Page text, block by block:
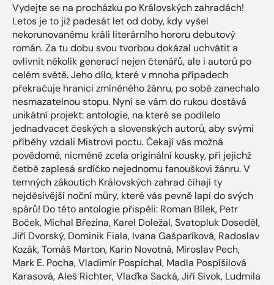
Vydejte se na procházku po Královských zahradách!
Letos je to již padesát let od doby, kdy vyšel
nekorunovanému králi literárního hororu debutový
román. Za tu dobu svou tvorbou dokázal uchvátit a
ovlivnit několik generací nejen čtenářů, ale i autorů po
celém světě. Jeho dílo, které v mnoha případech
překračuje hranici zmíněného žánru, po sobě zanechalo
nesmazatelnou stopu. Nyní se vám do rukou dostává
unikátní projekt: antologie, na které se podílelo
jednadvacet českých a slovenských autorů, aby svými
příběhy vzdali Mistrovi poctu. Čekají vás možná
povědomé, nicméně zcela originální kousky, při jejichž
četbě zaplesá srdíčko nejednomu fanouškovi žánru. V
temných zákoutích Královských zahrad číhají ty
nejděsivější noční můry, které vás pevně lapí do svých
spárů! Do této antologie přispěli: Roman Bílek, Petr
Boček, Michal Březina, Karel Doležal, Svatopluk Doseděl,
Jiří Dvorský, Dominik Fiala, Ivana Gašparíková, Radoslav
Kozák, Tomáš Marton, Karin Novotná, Miroslav Pech,
Mark E. Pocha, Vladimír Pospíchal, Madla Pospíšilová
Karasová, Aleš Richter, Vlaďka Sacká, Jiří Sivok, Ludmila